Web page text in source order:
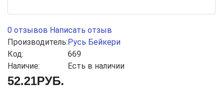
0 отзывов Написать отзыв
Производитель:Русь Бейкери
Код:
669
Наличие:
Есть в наличии
52.21РУБ.